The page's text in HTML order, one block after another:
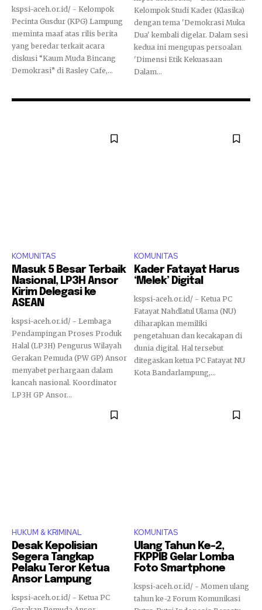
kspsi-aceh.or.id/ - Kelompok
Pecinta Gusdur (KPG) Lampung
meminta maaf atas rilis berita
yang beredar terkait acara
diskusi “Kaum Muda Bincang
Demokrasi” di Rasley Cafe,...
Kelompok Studi Kader (Klasika)
dengan tema 'Demokrasi Muka
Dua' kembali digelar. Dalam sesi
kedua ini mengupas persoalan
'Dimensi Etik Kekuasaan
Dalam...
KOMUNITAS
Masuk 5 Besar Terbaik
Nasional, LP3H Ansor
Kirim Delegasi ke
ASEAN
kspsi-aceh.or.id/ - Lembaga
Pendampingan Proses Produk
Halal (LP3H) Pengurus Wilayah
Gerakan Pemuda (PW GP) Ansor
menyabet perhargaan dalam
kancah nasional. Koordinator
LP3H GP Ansor...
KOMUNITAS
Kader Fatayat Harus
‘Melek’ Digital
kspsi-aceh.or.id/ - Ketua PC
Fatayat Nahdlatul Ulama (NU)
diharapkan memiliki
pengetahuan dan kecakapan di
dunia digital. Hal tersebut
ditegaskan ketua PC Fatayat NU
Kota Bandarlampung,...
HUKUM & KRIMINAL
Desak Kepolisian
Segera Tangkap
Pelaku Teror Ketua
Ansor Lampung
kspsi-aceh.or.id/ - Ketua PC
KOMUNITAS
Ulang Tahun Ke-2,
FKPPIB Gelar Lomba
Foto Smartphone
kspsi-aceh.or.id/ - Momen ulang
tahun ke-2 Forum Komunikasi